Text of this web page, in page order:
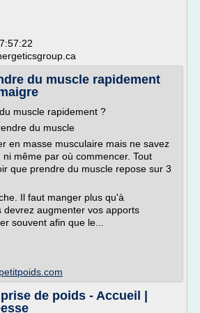
du muscle rapidement
muscle rapidement ?
du muscle
en masse musculaire mais ne savez
même par où commencer. Tout
que prendre du muscle repose sur 3
Il faut manger plus qu'à
devrez augmenter vos apports
souvent afin que le...
de poids - Accueil |